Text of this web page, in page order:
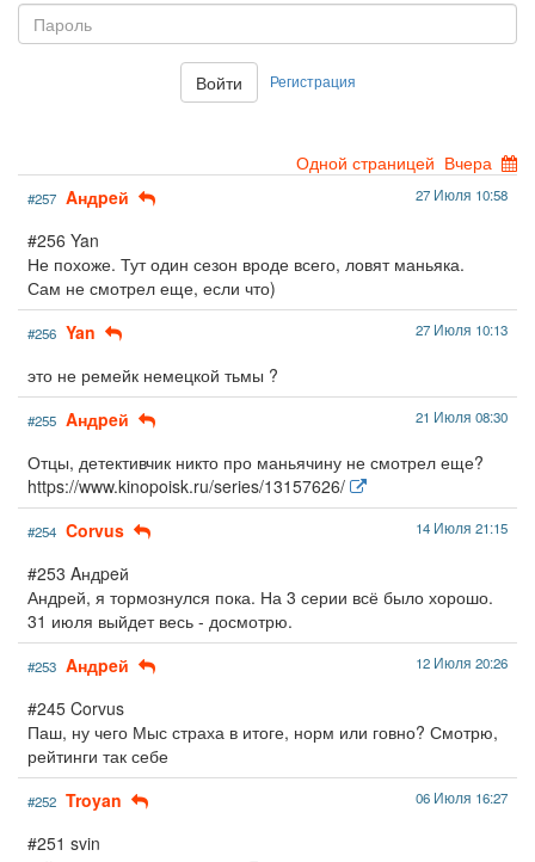
Войти Регистрация
Одной страницей Вчера
#257 Aндpeй 27 Июля 10:58
#256 Yan
Не похоже. Тут один сезон вроде всего, ловят маньяка.
Сам не смотрел еще, если что)
#256 Yan 27 Июля 10:13
это не ремейк немецкой тьмы ?
#255 Aндpeй 21 Июля 08:30
Отцы, детективчик никто про маньячину не смотрел еще?
https://www.kinopoisk.ru/series/13157626/
#254 Corvus 14 Июля 21:15
#253 Aндpeй
Андрей, я тормознулся пока. На 3 серии всё было хорошо.
31 июля выйдет весь - досмотрю.
#253 Aндpeй 12 Июля 20:26
#245 Corvus
Паш, ну чего Мыс страха в итоге, норм или говно? Смотрю,
рейтинги так себе
#252 Troyan 06 Июля 16:27
#251 svin